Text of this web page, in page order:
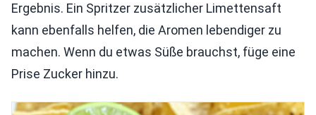
Ergebnis. Ein Spritzer zusätzlicher Limettensaft
kann ebenfalls helfen, die Aromen lebendiger zu
machen. Wenn du etwas Süße brauchst, füge eine
Prise Zucker hinzu.